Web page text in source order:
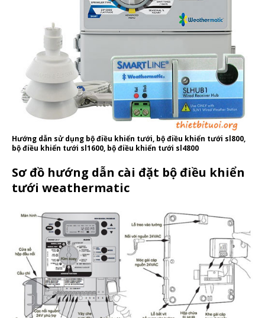
Hướng dẫn sử dụng bộ điều khiển tưới, bộ điều khiển tưới sl800,
bộ điều khiển tưới sl1600, bộ điều khiển tưới sl4800
Sơ đồ hướng dẫn cài đặt bộ điều khiển
tưới weathermatic